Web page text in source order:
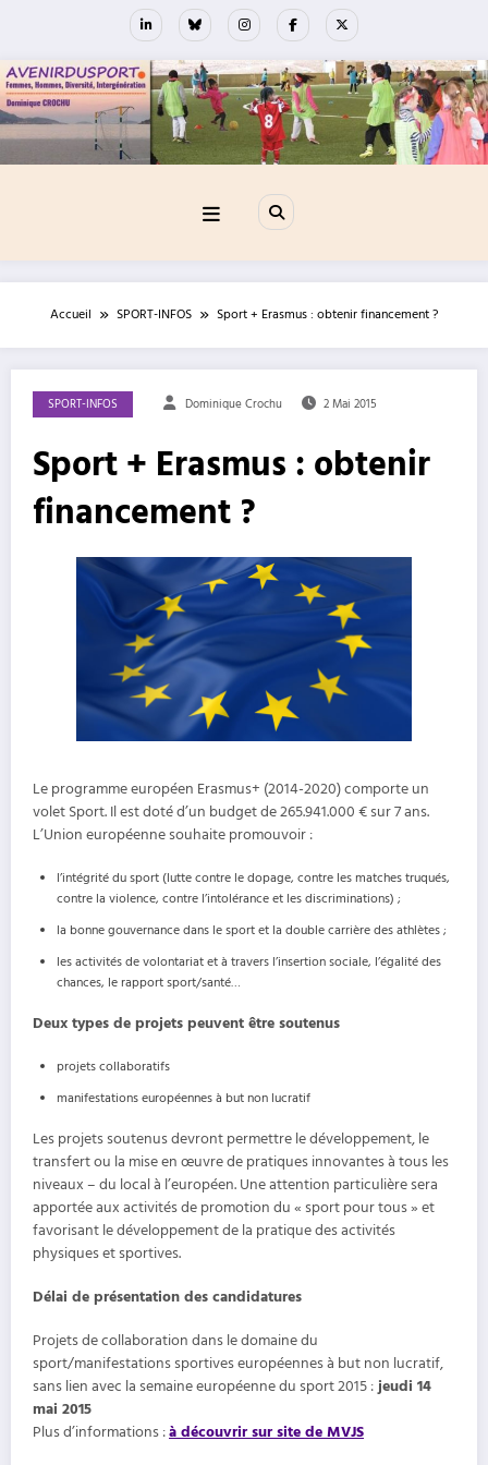
Accueil SPORT-INFOS Sport + Erasmus : obtenir financement ?
SPORT-INFOS Dominique Crochu 2 Mai 2015
Sport + Erasmus : obtenir
financement ?
Le programme européen Erasmus+ (2014-2020) comporte un
volet Sport. Il est doté d’un budget de 265.941.000 € sur 7 ans.
L’Union européenne souhaite promouvoir :
l’intégrité du sport (lutte contre le dopage, contre les matches truqués,
contre la violence, contre l’intolérance et les discriminations) ;
la bonne gouvernance dans le sport et la double carrière des athlètes ;
les activités de volontariat et à travers l’insertion sociale, l’égalité des
chances, le rapport sport/santé…
Deux types de projets peuvent être soutenus
projets collaboratifs
manifestations européennes à but non lucratif
Les projets soutenus devront permettre le développement, le
transfert ou la mise en œuvre de pratiques innovantes à tous les
niveaux – du local à l’européen. Une attention particulière sera
apportée aux activités de promotion du « sport pour tous » et
favorisant le développement de la pratique des activités
physiques et sportives.
Délai de présentation des candidatures
Projets de collaboration dans le domaine du
sport/manifestations sportives européennes à but non lucratif,
sans lien avec la semaine européenne du sport 2015 : jeudi 14
mai 2015
Plus d’informations :à découvrir sur site de MVJS